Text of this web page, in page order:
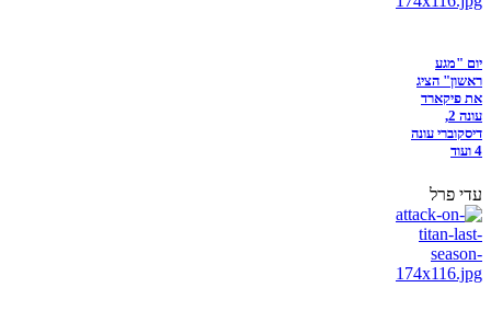
יום "מגע
ראשון" הציג
את פיקארד
עונה 2,
דיסקוברי עונה
4 ועוד
עדי פרל